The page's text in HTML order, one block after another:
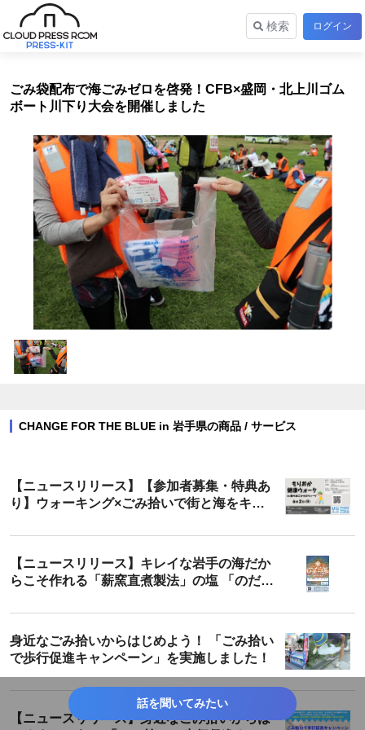
検索 ログイン
ごみ袋配布で海ごみゼロを啓発！CFB×盛岡・北上川ゴム
ボート川下り大会を開催しました
CHANGE FOR THE BLUE in 岩手県の商品 / サービス
【ニュースリリース】【参加者募集・特典あ
り】ウォーキング×ごみ拾いで街と海をキレ
ゼロウィーク」を開催！
【ニュースリリース】キレイな岩手の海だか
らこそ作れる「薪窯直煮製法」の塩 「のだ
ージ発売開始！
身近なごみ拾いからはじめよう！ 「ごみ拾い
で歩行促進キャンペーン」を実施しました！
【ニュースリリース】身近なごみ拾いからは
話を聞いてみたい